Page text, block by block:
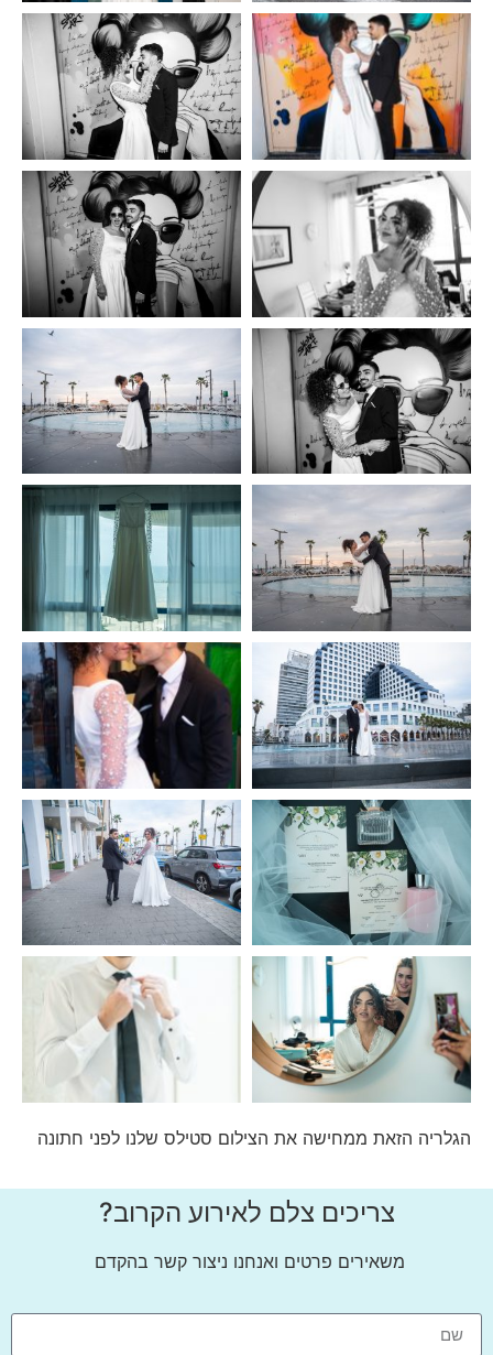
הגלריה הזאת ממחישה את הצילום סטילס שלנו לפני חתונה
צריכים צלם לאירוע הקרוב?
משאירים פרטים ואנחנו ניצור קשר בהקדם